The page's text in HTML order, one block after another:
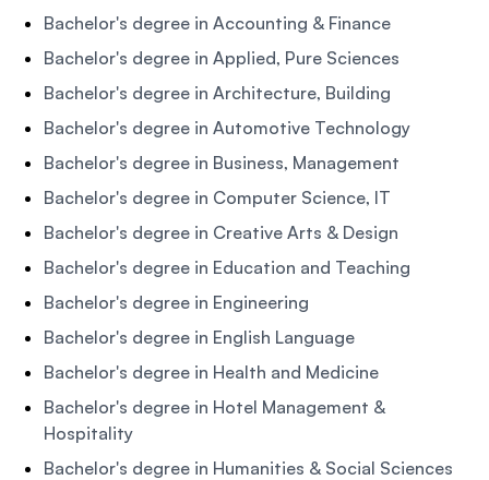
Bachelor's degree in Accounting & Finance
Bachelor's degree in Applied, Pure Sciences
Bachelor's degree in Architecture, Building
Bachelor's degree in Automotive Technology
Bachelor's degree in Business, Management
Bachelor's degree in Computer Science, IT
Bachelor's degree in Creative Arts & Design
Bachelor's degree in Education and Teaching
Bachelor's degree in Engineering
Bachelor's degree in English Language
Bachelor's degree in Health and Medicine
Bachelor's degree in Hotel Management &
Hospitality
Bachelor's degree in Humanities & Social Sciences